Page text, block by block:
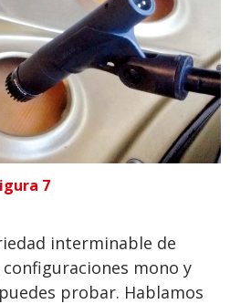
7
interminable de
configuraciones mono y
probar. Hablamos